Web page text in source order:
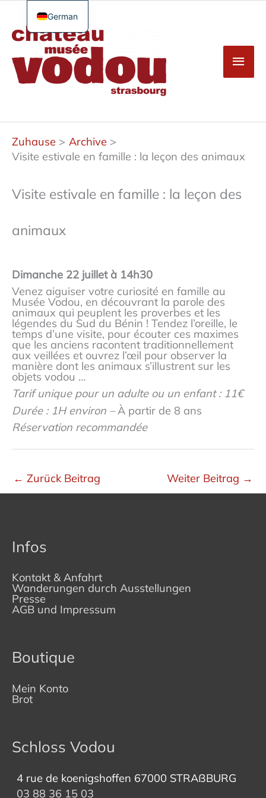
Zum
springen
Zuhause
Archive
Visite estivale en famille : la leçon des animaux
Visite estivale en famille : la leçon des
animaux
Dimanche 22 juillet à 14h30
Venez aiguiser votre curiosité en famille au
Musée Vodou, en découvrant la parole des
animaux qui peuplent les proverbes et les
légendes du Sud du Bénin ! Tendez l’oreille, le
temps d’une visite, pour écouter ces maximes
que les anciens racontent traditionnellement
aux veillées et ouvrez l’œil pour observer la
manière dont les animaux s’illustrent sur les
objets vodou …
Tarifunique pour un adulte ou un enfant ​: 11€
Durée : 1H environ –À partir de 8 ans​
Réservation recommandée
← Zurück Beitrag Weiter Beitrag →
Infos
Kontakt & Anfahrt
Wanderungen durch Ausstellungen
Presse
AGB und Impressum
Boutique
Mein Konto
Brot
Schloss Vodou
4 rue de koenigshoffen 67000 STRAßBURG
03 88 36 15 03
German
French
English
Spanish